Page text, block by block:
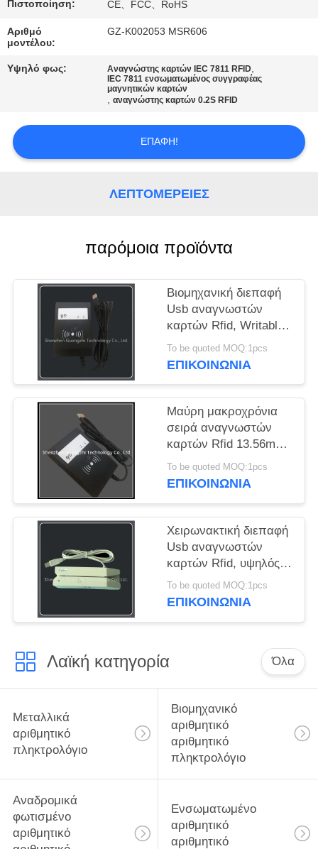
ΕΠΑΦΉ
ΜΕ
ΑΠΌΣΠΑΣΜΑ
Πιστοποίηση: CE、FCC、RoHS
Αριθμό
μοντέλου:
GZ-K002053 MSR606
Υψηλό φως: Αναγνώστης καρτών IEC 7811 RFID,
IEC 7811 ενσωματωμένος συγγραφέας
μαγνητικών καρτών
,αναγνώστης καρτών 0.2S RFID
ΕΠΑΦΉ!
ΛΕΠΤΟΜΈΡΕΙΕΣ
παρόμοια προϊόντα
Βιομηχανική διεπαφή
Usb αναγνωστών
καρτών Rfid, Writable
ανέπαφος
αναγνώστης Rfid
To be quoted MOQ:1pcs
ΕΠΙΚΟΙΝΩΝΊΑ
Μαύρη μακροχρόνια
σειρά αναγνωστών
καρτών Rfid 13.56mhz,
ανέπαφος
αναγνώστης καρτών
To be quoted MOQ:1pcs
ΕΠΙΚΟΙΝΩΝΊΑ
Χειρωνακτική διεπαφή
Usb αναγνωστών
καρτών Rfid, υψηλός
Pos αξιοπιστίας
αναγνώστης καρτών
To be quoted MOQ:1pcs
ΕΠΙΚΟΙΝΩΝΊΑ
Λαϊκή κατηγορία Όλα
Μεταλλικά
αριθμητικό
πληκτρολόγιο
Βιομηχανικό
αριθμητικό
αριθμητικό
πληκτρολόγιο
Αναδρομικά
φωτισμένο
αριθμητικό
Ενσωματωμένο
αριθμητικό
αριθμητικό